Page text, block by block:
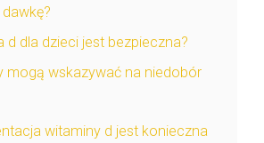
d dla dzieci jest bezpieczna?
mogą wskazywać na niedobór
witaminy d jest konieczna